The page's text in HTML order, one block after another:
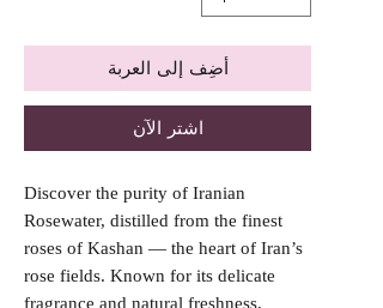
أضِف إلى العربة
اشترِ الآن
Discover the purity of Iranian
Rosewater, distilled from the finest
roses of Kashan — the heart of Iran’s
rose fields. Known for its delicate
fragrance and natural freshness,